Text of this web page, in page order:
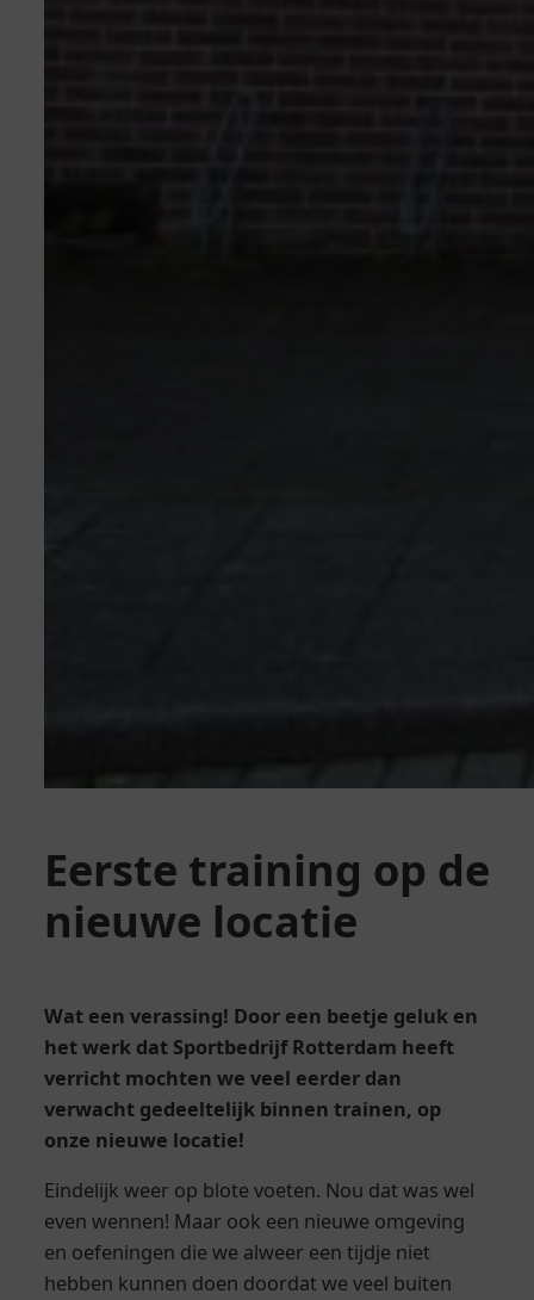
Eerste training op de
nieuwe locatie
Wat een verassing! Door een beetje geluk en
het werk dat Sportbedrijf Rotterdam heeft
verricht mochten we veel eerder dan
verwacht gedeeltelijk binnen trainen, op
onze nieuwe locatie!
Eindelijk weer op blote voeten. Nou dat was wel
even wennen! Maar ook een nieuwe omgeving
en oefeningen die we alweer een tijdje niet
hebben kunnen doen doordat we veel buiten